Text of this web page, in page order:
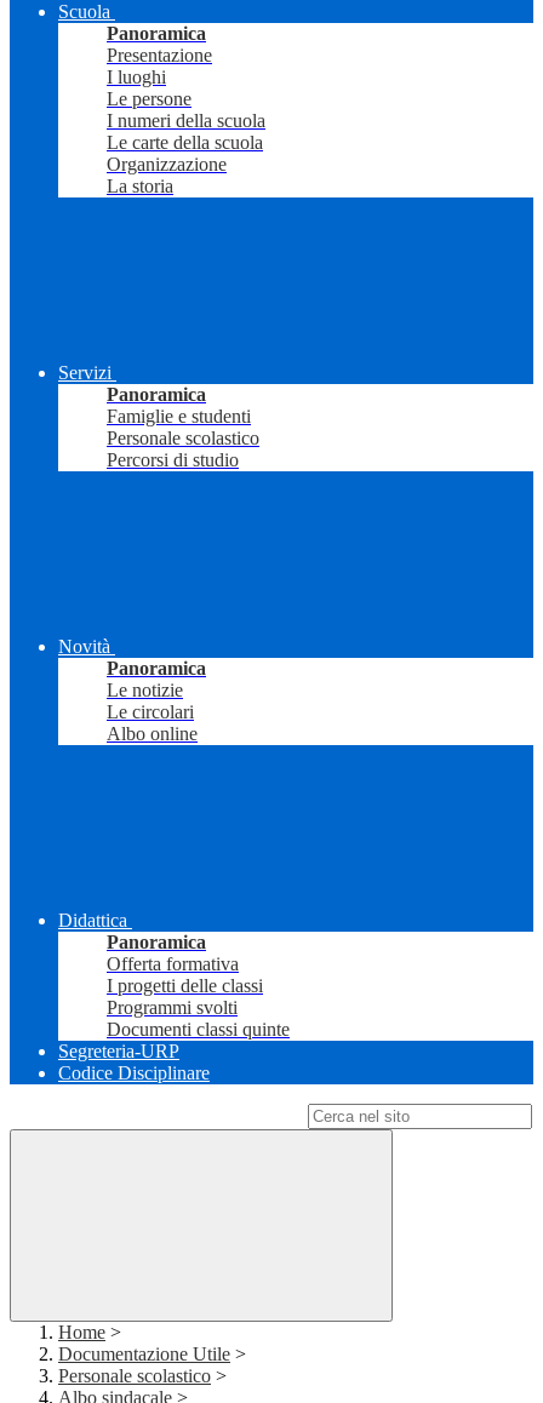
Scuola
Panoramica
Presentazione
I luoghi
Le persone
I numeri della scuola
Le carte della scuola
Organizzazione
La storia
Servizi
Panoramica
Famiglie e studenti
Personale scolastico
Percorsi di studio
Novità
Panoramica
Le notizie
Le circolari
Albo online
Didattica
Panoramica
Offerta formativa
I progetti delle classi
Programmi svolti
Documenti classi quinte
Segreteria-URP
Codice Disciplinare
Home >
Documentazione Utile >
Personale scolastico >
Albo sindacale >